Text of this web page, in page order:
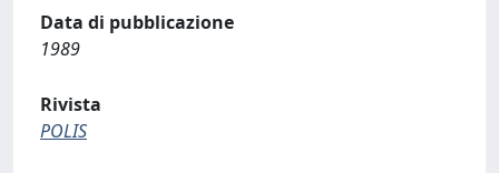
Data di pubblicazione
1989
Rivista
POLIS